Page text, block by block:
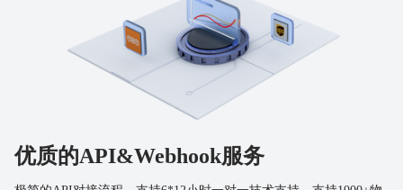
优质的API&Webhook服务